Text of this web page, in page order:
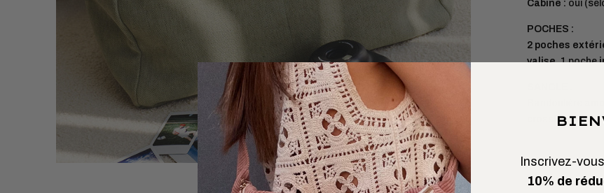
Cabine : oui
POCHES :
2 poches
valise. 1 poche
crossbody.
Inscrivez-
10% de